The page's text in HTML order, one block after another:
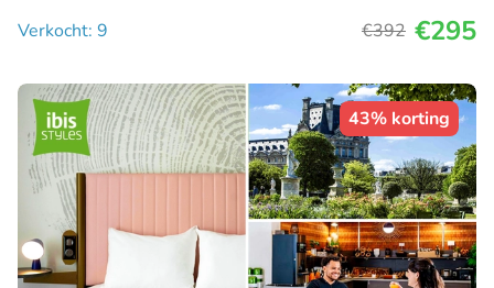
Verkocht: 9
€392 €295
43% korting